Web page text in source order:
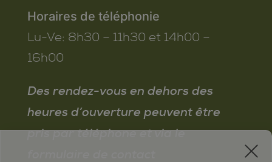
Horaires de téléphonie
Lu-Ve: 8h30 – 11h30 et 14h00 –
16h00
Des rendez-vous en dehors des
heures d’ouverture peuvent être
pris par téléphone et via le
x